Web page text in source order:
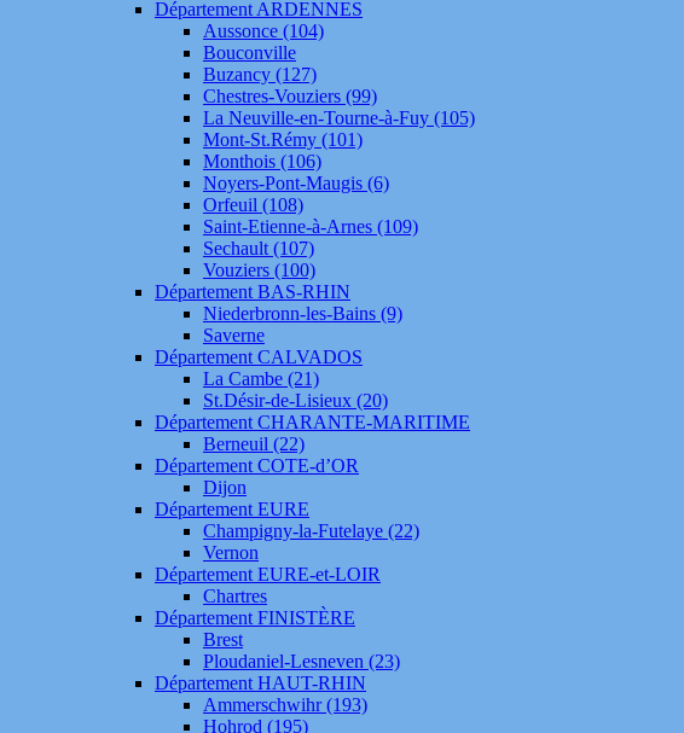
Département ARDENNES
Aussonce (104)
Bouconville
Buzancy (127)
Chestres-Vouziers (99)
La Neuville-en-Tourne-à-Fuy (105)
Mont-St.Rémy (101)
Monthois (106)
Noyers-Pont-Maugis (6)
Orfeuil (108)
Saint-Etienne-à-Arnes (109)
Sechault (107)
Vouziers (100)
Département BAS-RHIN
Niederbronn-les-Bains (9)
Saverne
Département CALVADOS
La Cambe (21)
St.Désir-de-Lisieux (20)
Département CHARANTE-MARITIME
Berneuil (22)
Département COTE-d’OR
Dijon
Département EURE
Champigny-la-Futelaye (22)
Vernon
Département EURE-et-LOIR
Chartres
Département FINISTÈRE
Brest
Ploudaniel-Lesneven (23)
Département HAUT-RHIN
Ammerschwihr (193)
Hohrod (195)